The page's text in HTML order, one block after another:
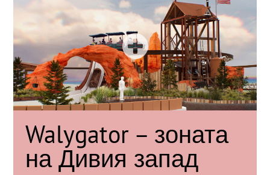
Walygator – зоната
на Дивия запад